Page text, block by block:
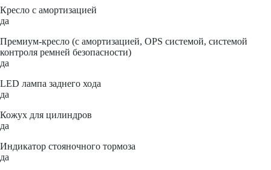
Кресло с амортизацией
да
Премиум-кресло (с амортизацией, OPS системой, системой
контроля ремней безопасности)
да
LED лампа заднего хода
да
Кожух для цилиндров
да
Индикатор стояночного тормоза
да